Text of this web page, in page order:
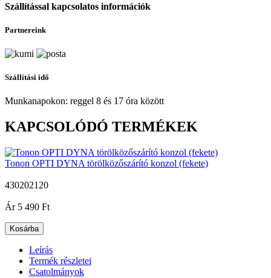
Szállítással kapcsolatos információk
Partnereink
Szállítási idő
Munkanapokon: reggel 8 és 17 óra között
KAPCSOLÓDÓ TERMÉKEK
Tonon OPTI DYNA törölközőszárító konzol (fekete)
430202120
Ár 5 490 Ft
Kosárba
Leírás
Termék részletei
Csatolmányok